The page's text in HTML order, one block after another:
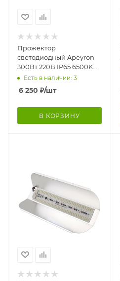
Прожектор
светодиодный Apeyron
300Вт 220В IP65 6500K
серый
Есть в наличии: 3
6 250 ₽/шт
В КОРЗИНУ